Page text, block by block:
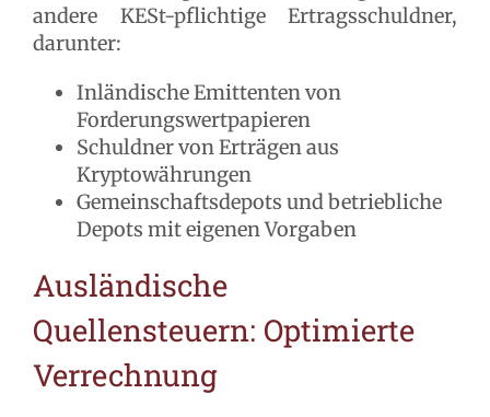
andere KESt-pflichtige Ertragsschuldner,
darunter:
Inländische Emittenten von
Forderungswertpapieren
Schuldner von Erträgen aus
Kryptowährungen
Gemeinschaftsdepots und betriebliche
Depots mit eigenen Vorgaben
Ausländische
Quellensteuern: Optimierte
Verrechnung